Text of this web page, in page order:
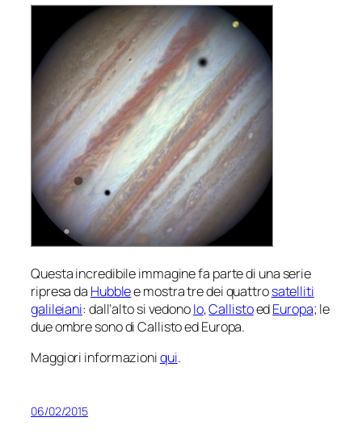
Questa incredibile immagine fa parte di una serie
ripresa da Hubblee mostra tre dei quattrosatelliti
galileiani: dall’alto si vedonoIo,CallistoedEuropa; le
due ombre sono di Callisto ed Europa.
Maggiori informazioniqui.
06/02/2015